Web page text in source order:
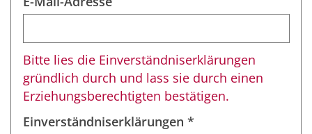
Bitte lies die Einverständniserklärungen
gründlich durch und lass sie durch einen
Erziehungsberechtigten bestätigen.
Einverständniserklärungen *